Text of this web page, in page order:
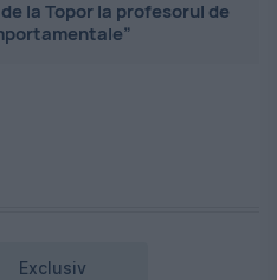
la Topor la profesorul de
Exclusiv